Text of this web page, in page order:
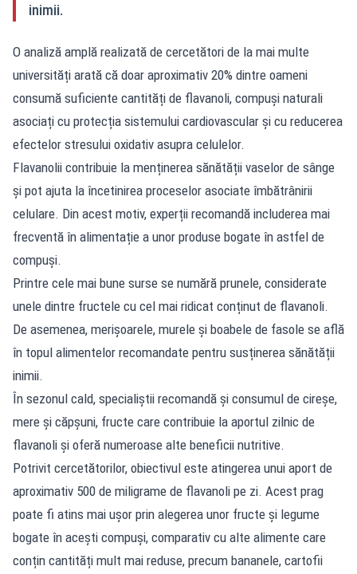
inimii.
O analiză amplă realizată de cercetători de la mai multe
universități arată că doar aproximativ 20% dintre oameni
consumă suficiente cantități de flavanoli, compuși naturali
asociați cu protecția sistemului cardiovascular și cu reducerea
efectelor stresului oxidativ asupra celulelor.
Flavanolii contribuie la menținerea sănătății vaselor de sânge
și pot ajuta la încetinirea proceselor asociate îmbătrânirii
celulare. Din acest motiv, experții recomandă includerea mai
frecventă în alimentație a unor produse bogate în astfel de
compuși.
Printre cele mai bune surse se numără prunele, considerate
unele dintre fructele cu cel mai ridicat conținut de flavanoli.
De asemenea, merișoarele, murele și boabele de fasole se află
în topul alimentelor recomandate pentru susținerea sănătății
inimii.
În sezonul cald, specialiștii recomandă și consumul de cireșe,
mere și căpșuni, fructe care contribuie la aportul zilnic de
flavanoli și oferă numeroase alte beneficii nutritive.
Potrivit cercetătorilor, obiectivul este atingerea unui aport de
aproximativ 500 de miligrame de flavanoli pe zi. Acest prag
poate fi atins mai ușor prin alegerea unor fructe și legume
bogate în acești compuși, comparativ cu alte alimente care
conțin cantități mult mai reduse, precum bananele, cartofii